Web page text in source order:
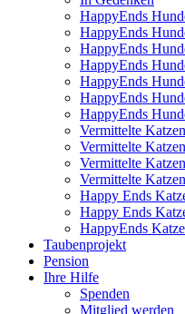
HappyEnds
HappyEnds
HappyEnds
HappyEnds
HappyEnds
HappyEnds
HappyEnds
Vermittelte
Vermittelte
Vermittelte
Vermittelte
Happy Ends
Happy Ends
HappyEnds
Taubenprojekt
Pension
Ihre Hilfe
Spenden
Mitglied werden